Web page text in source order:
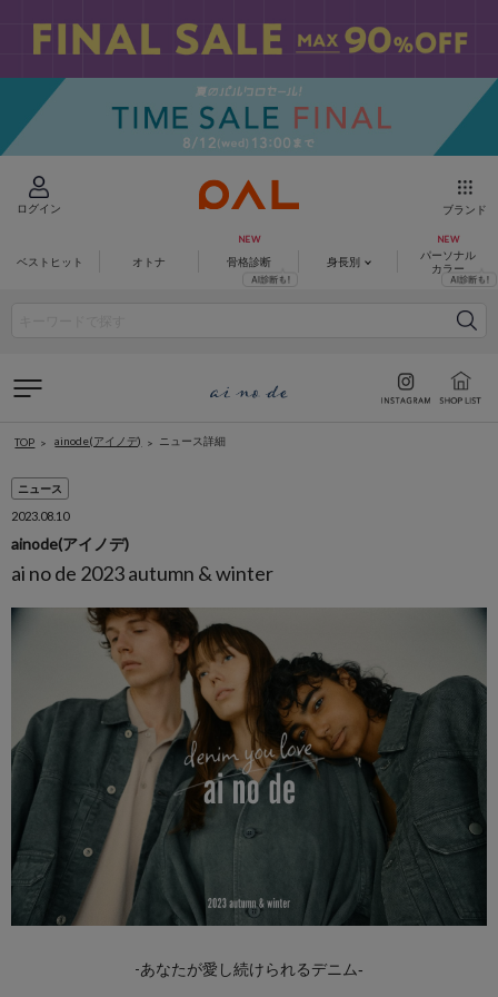
ログイン ブランド
ベストヒット オトナ 骨格診断 身長別
パーソナル
カラー
TOP ainode(アイノデ) ニュース詳細
ニュース
2023.08.10
ainode(アイノデ)
ai no de 2023 autumn & winter
-あなたが愛し続けられるデニム‐